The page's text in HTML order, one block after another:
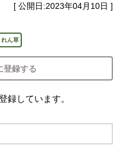
[ 公開日:2023年04月10日 ]
れん草
登録する
録しています。